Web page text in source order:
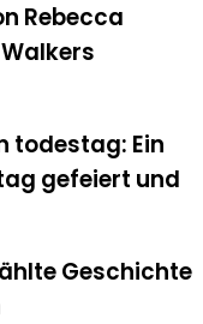
Rebecca
todestag: Ein
gefeiert und
Geschichte